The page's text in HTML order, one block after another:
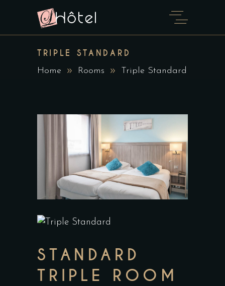
TRIPLE STANDARD
Home Rooms Triple Standard
STANDARD
TRIPLE ROOM